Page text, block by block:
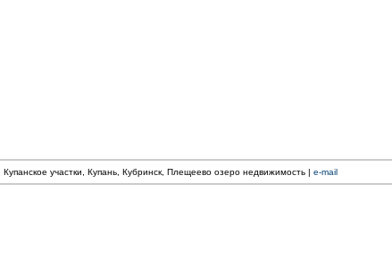
участки, Купань, Кубринск, Плещеево озеро недвижимость | e-mail